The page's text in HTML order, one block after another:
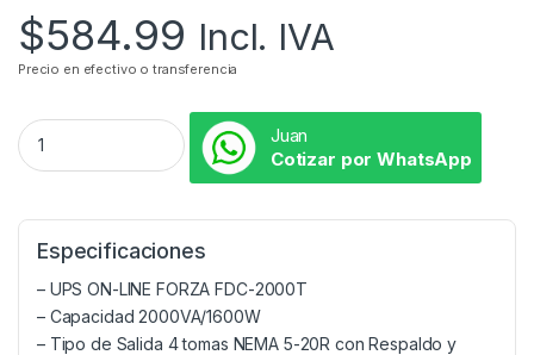
$584.99 Incl. IVA
Precio en efectivo o transferencia
Juan
Cotizar por WhatsApp
Especificaciones
– UPS ON-LINE FORZA FDC-2000T
– Capacidad 2000VA/1600W
– Tipo de Salida 4 tomas NEMA 5-20R con Respaldo y